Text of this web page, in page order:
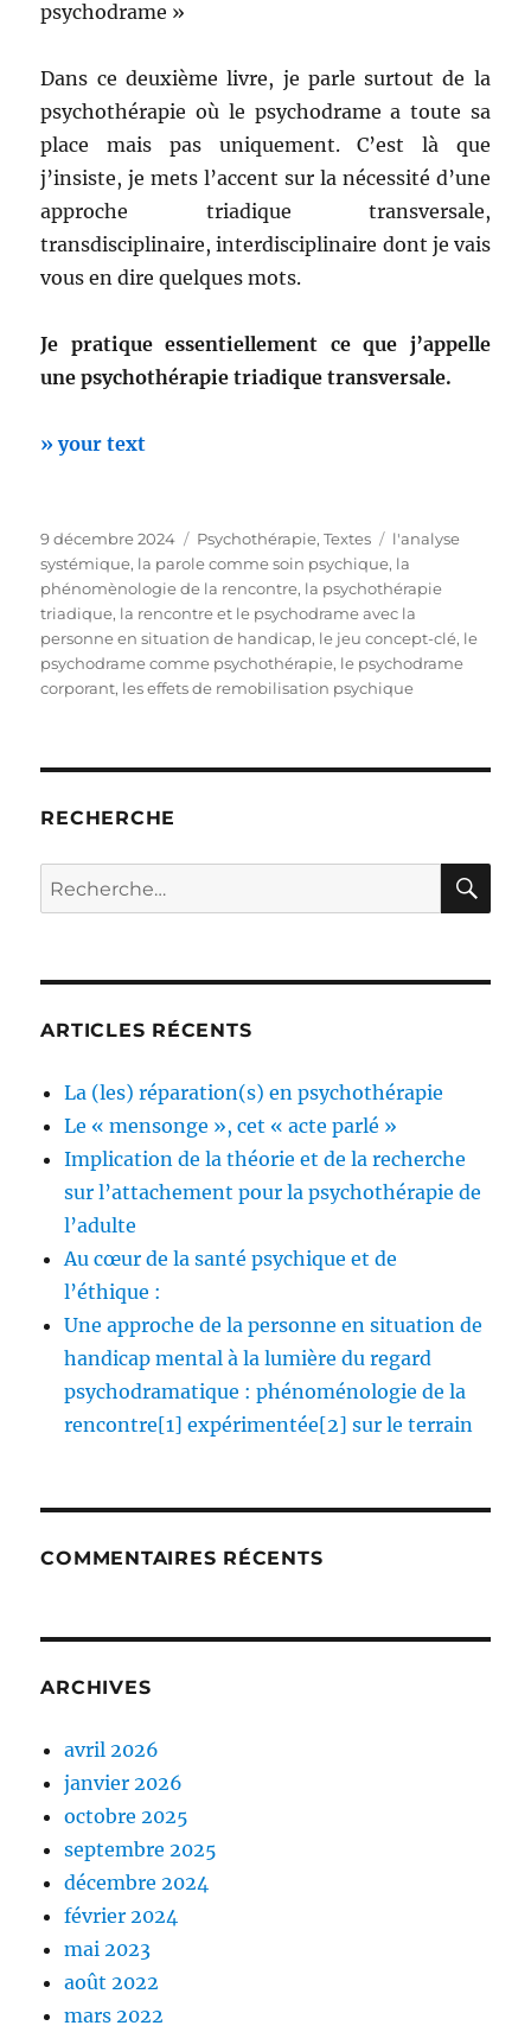
psychodrame »
Dans ce deuxième livre, je parle surtout de la
psychothérapie où le psychodrame a toute sa
place mais pas uniquement. C’est là que
j’insiste, je mets l’accent sur la nécessité d’une
approche triadique transversale,
transdisciplinaire, interdisciplinaire dont je vais
vous en dire quelques mots.
Je pratique essentiellement ce que j’appelle
une psychothérapie triadique transversale.
» your text
Publié
le
9 décembre 2024 Catégories
Psychothérapie,Textes Étiquettes
l'analyse
systémique, la parole comme soin psychique, la
phénomènologie de la rencontre, la psychothérapie
triadique, la rencontre et le psychodrame avec la
personne en situation de handicap, le jeu concept-clé, le
psychodrame comme psychothérapie, le psychodrame
corporant, les effets de remobilisation psychique
RECHERCHE
Recherche
pour :
ARTICLES RÉCENTS
La (les) réparation(s) en psychothérapie
Le « mensonge », cet « acte parlé »
Implication de la théorie et de la recherche
sur l’attachement pour la psychothérapie de
l’adulte
Au cœur de la santé psychique et de
l’éthique :
Une approche de la personne en situation de
handicap mental à la lumière du regard
psychodramatique : phénoménologie de la
rencontre[1] expérimentée[2] sur le terrain
COMMENTAIRES RÉCENTS
ARCHIVES
avril 2026
janvier 2026
octobre 2025
septembre 2025
décembre 2024
février 2024
mai 2023
août 2022
mars 2022